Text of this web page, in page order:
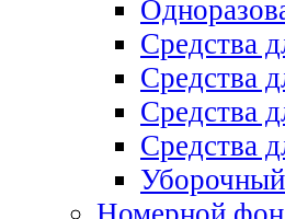
Средства
Средства
Средства
Средства